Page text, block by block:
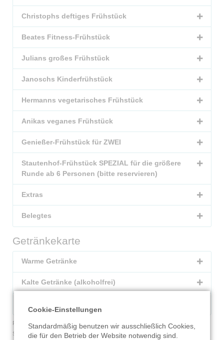
Christophs deftiges Frühstück
Beates Fitness-Frühstück
Julians großes Frühstück
Janoschs Kinderfrühstück
Hermanns vegetarisches Frühstück
Anikas veganes Frühstück
Genießer-Frühstück für ZWEI
Stautenhof-Frühstück SPEZIAL für die größere
Runde ab 6 Personen (bitte reservieren)
Extras
Belegtes
Getränkekarte
Warme Getränke
Kalte Getränke (alkoholfrei)
Frühstück immer Di. bis Fr. von 9 Uhr bis 11.30 Uhr
Sa. von 9 Uhr bis 12.30 Uhr
Cookie-Einstellungen
Standardmäßig benutzen wir ausschließlich Cookies,
die für den Betrieb der Website notwendig sind.